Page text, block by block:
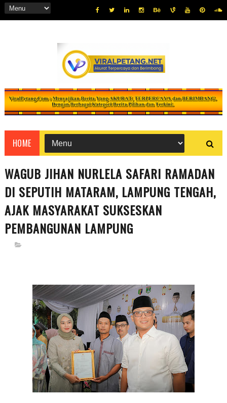
HOME
WAGUB JIHAN NURLELA SAFARI RAMADAN
DI SEPUTIH MATARAM, LAMPUNG TENGAH,
AJAK MASYARAKAT SUKSESKAN
PEMBANGUNAN LAMPUNG